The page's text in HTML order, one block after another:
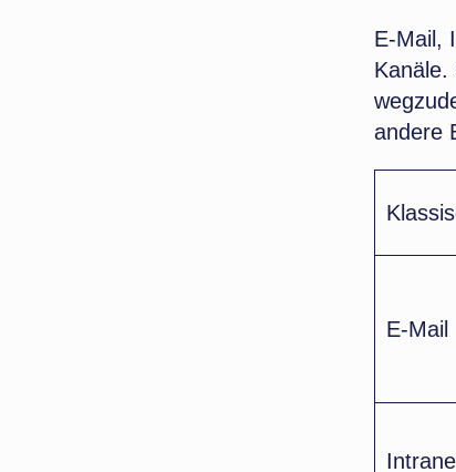
E-Mail,
Kanäle.
andere
E-Mail